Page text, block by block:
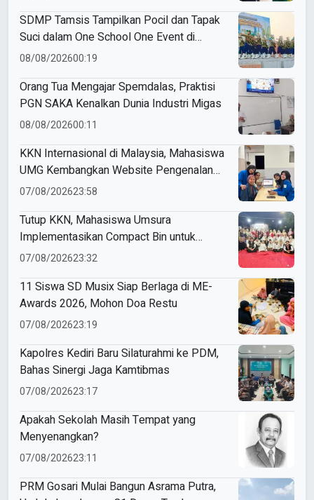
SDMP Tamsis Tampilkan Pocil dan Tapak
Suci dalam One School One Event di
Mojokerto
08/08/202600:19
Orang Tua Mengajar Spemdalas, Praktisi
PGN SAKA Kenalkan Dunia Industri Migas
08/08/202600:11
KKN Internasional di Malaysia, Mahasiswa
UMG Kembangkan Website Pengenalan
Budaya Indonesia
07/08/202623:58
Tutup KKN, Mahasiswa Umsura
Implementasikan Compact Bin untuk
Sampah Anorganik di Ketabang
07/08/202623:32
11 Siswa SD Musix Siap Berlaga di ME-
Awards 2026, Mohon Doa Restu
07/08/202623:19
Kapolres Kediri Baru Silaturahmi ke PDM,
Bahas Sinergi Jaga Kamtibmas
07/08/202623:17
Apakah Sekolah Masih Tempat yang
Menyenangkan?
07/08/202623:11
PRM Gosari Mulai Bangun Asrama Putra,